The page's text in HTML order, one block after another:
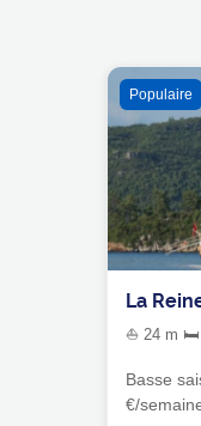
Populaire
La
⛵ 24 m 🛏
Basse
€/